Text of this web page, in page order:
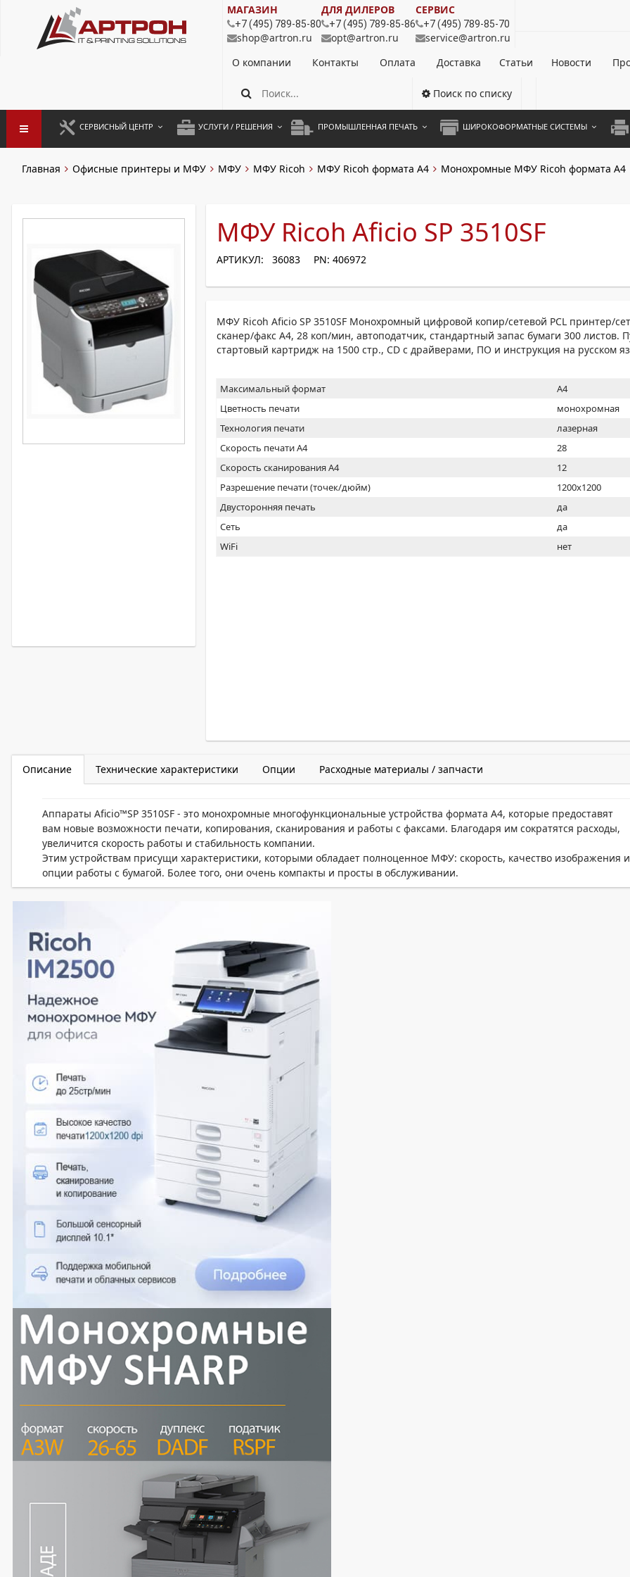
МАГАЗИН
+7 (495) 789-85-80
shop@artron.ru
ДЛЯ ДИЛЕРОВ
+7 (495) 789-85-86
opt@artron.ru
СЕРВИС
+7 (495) 789-85-70
service@artron.ru
О компании
Контакты Оплата Доставка Статьи Новости
Поиск по списку
СЕРВИСНЫЙ ЦЕНТР
ПРОФИЛАКТИКА И ТО
РАЗОВЫЕ РЕМОНТЫ
УСЛУГИ / РЕШЕНИЯ
АРЕНДА ОБОРУДОВАНИЯ
ПРОМЫШЛЕННАЯ ПЕЧАТЬ ШИРОКОФОРМАТНЫЕ СИСТЕМЫ
Главная Офисные принтеры и МФУ МФУ МФУ Ricoh МФУ Ricoh формата A4 Монохромные МФУ Ricoh формата А4
МФУ Ricoh Aficio SP 3510SF
АРТИКУЛ: 36083 PN: 406972
МФУ Ricoh Aficio SP 3510SF Монохромный цифровой копир/сетевой PCL принтер/
сканер/факс A4, 28 коп/мин, автоподатчик, стандартный запас бумаги 300 листов.
стартовый картридж на 1500 стр., CD с драйверами, ПО и инструкция на русском
Максимальный формат
A4
Цветность печати
монохромная
Технология печати
лазерная
Скорость печати А4
28
Скорость сканирования А4
12
Разрешение печати (точек/дюйм)
1200x1200
Двусторонняя печать
да
Сеть
да
WiFi
нет
Описание Технические характеристики Опции Расходные материалы / запчасти
Аппараты Aficio™SP 3510SF - это монохромные многофункциональные устройства формата А4, которые предоставят
вам новые возможности печати, копирования, сканирования и работы с факсами. Благодаря им сократятся расходы,
увеличится скорость работы и стабильность компании.
Этим устройствам присущи характеристики, которыми обладает полноценное МФУ: скорость, качество изображения и
опции работы с бумагой. Более того, они очень компакты и просты в обслуживании.